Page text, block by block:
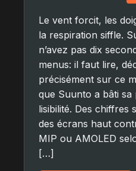
Le vent forcit, les
la respiration siffle.
n’avez pas dix
menus: il faut lire,
précisément sur ce
que Suunto a bâti sa
lisibilité. Des chiffres
des écrans haut
MIP ou AMOLED
[…]